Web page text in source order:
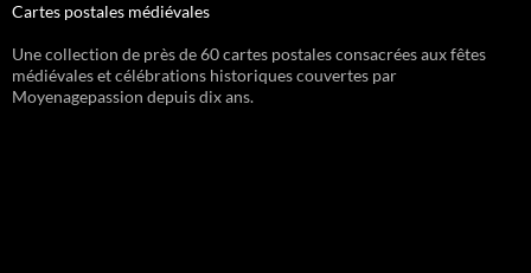
Cartes postales médiévales
Une collection de près de 60 cartes postales consacrées aux fêtes
médiévales et célébrations historiques couvertes par
Moyenagepassion depuis dix ans.